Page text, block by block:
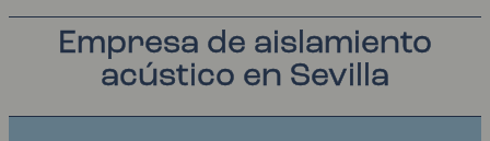
Empresa de aislamiento
acústico en Sevilla